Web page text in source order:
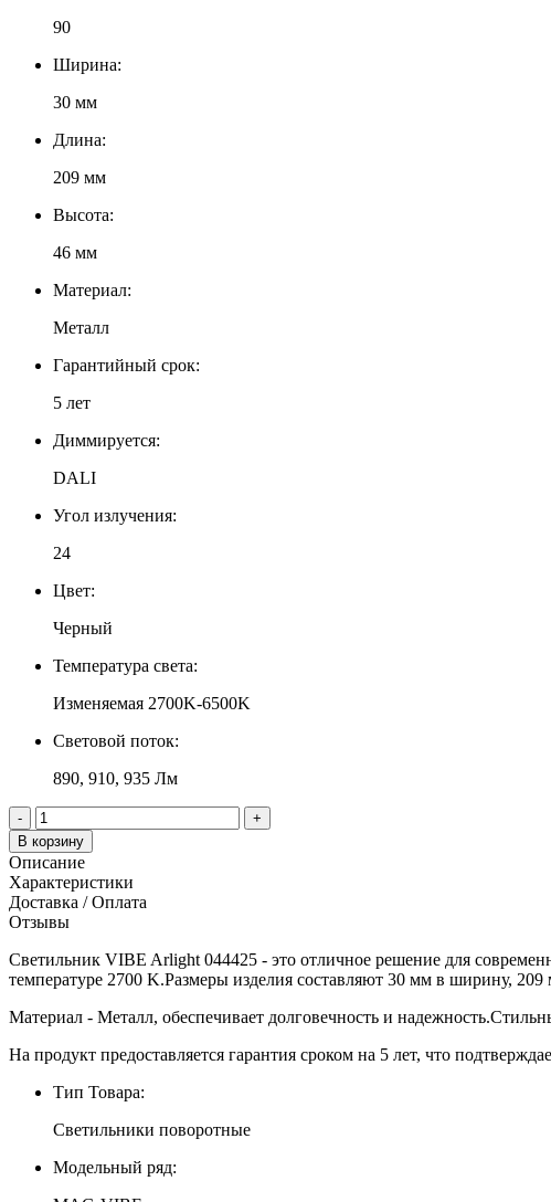
90
Ширина:
30 мм
Длина:
209 мм
Высота:
46 мм
Материал:
Металл
Гарантийный срок:
5 лет
Диммируется:
DALI
Угол излучения:
24
Цвет:
Черный
Температура света:
Изменяемая 2700K-6500K
Световой поток:
890, 910, 935 Лм
-
+
В корзину
Описание
Характеристики
Доставка / Оплата
Отзывы
Светильник VIBE Arlight 044425 - это отличное решение для
температуре 2700 K.Размеры изделия составляют 30 мм в ширину,
Материал - Металл, обеспечивает долговечность и
На продукт предоставляется гарантия сроком на 5 лет, что
Тип Товара:
Светильники поворотные
Модельный ряд: